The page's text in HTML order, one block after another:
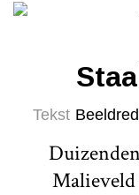
Tekst